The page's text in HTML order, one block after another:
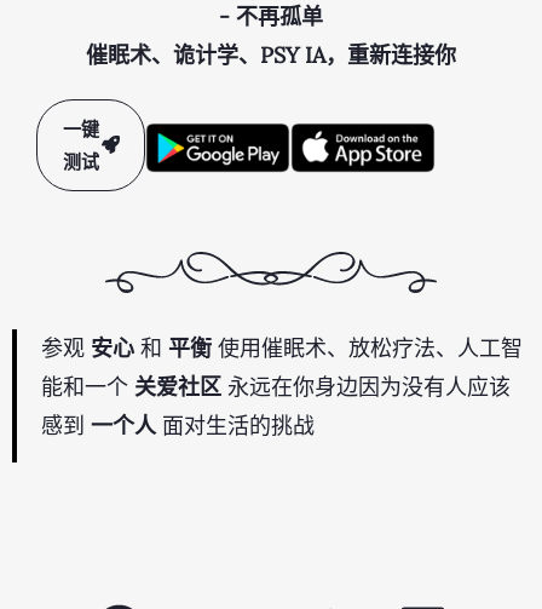
- 不再孤单
催眠术、诡计学、PSY IA，重新连接你
一键
测试
参观 安心 和 平衡 使用催眠术、放松疗法、人工智
能和一个 关爱社区 永远在你身边因为没有人应该
感到 一个人面对生活的挑战